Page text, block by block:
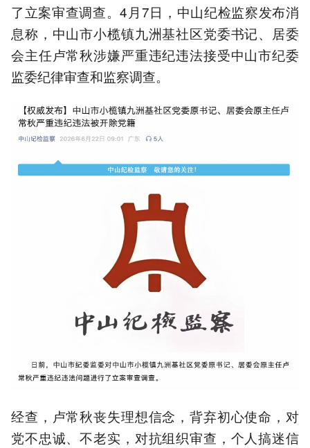
了立案审查调查。4月7日，中山纪检监察发布消
息称，中山市小榄镇九洲基社区党委书记、居委
会主任卢常秋涉嫌严重违纪违法接受中山市纪委
监委纪律审查和监察调查。
经查，卢常秋丧失理想信念，背弃初心使命，对
党不忠诚、不老实，对抗组织审查，个人搞迷信